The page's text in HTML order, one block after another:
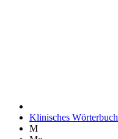
Klinisches Wörterbuch
M